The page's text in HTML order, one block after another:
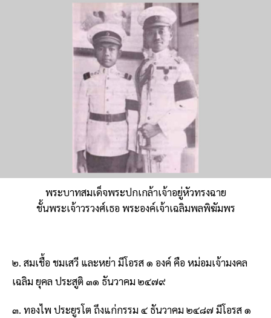
พระบาทสมเด็จพระปกเกล้าเจ้าอยู่หัวทรงฉาย
ชั้นพระเจ้าวรวงศ์เธอ พระองค์เจ้าเฉลิมพลพิฆัมพร
๒. สมเชื้อ ชมเสวี และหย่า มีโอรส ๑ องค์ คือ หม่อมเจ้ามงคล
เฉลิม ยุคล ประสูติ ๓๑ ธันวาคม ๒๔๗๙
๓. ทองไพ ประยูรโต ถึงแก่กรรม ๔ ธันวาคม ๒๔๘๗ มีโอรส ๑